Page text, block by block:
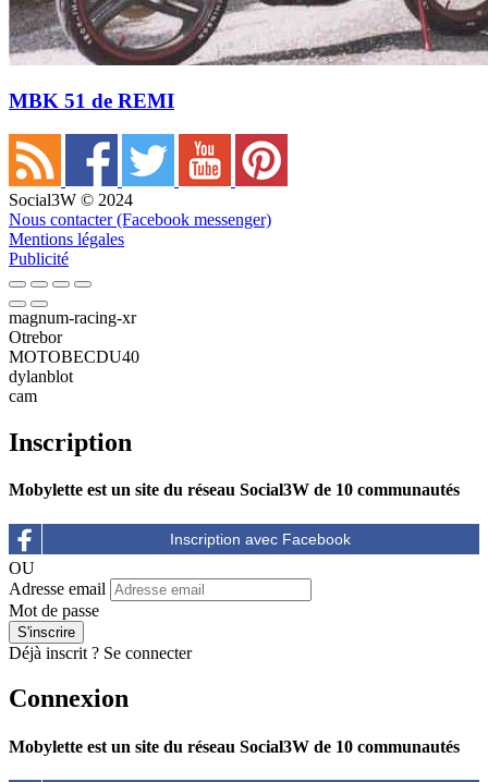
MBK 51 de REMI
Social3W © 2024
Nous contacter (Facebook messenger)
Mentions légales
Publicité
magnum-racing-xr
Otrebor
MOTOBECDU40
dylanblot
cam
Inscription
Mobylette est un site du réseau Social3W de 10 communautés
OU
Adresse email
Mot de passe
Déjà inscrit ? Se connecter
Connexion
Mobylette est un site du réseau Social3W de 10 communautés